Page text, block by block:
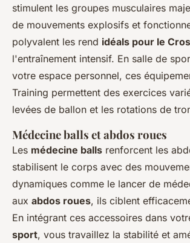
stimulent les groupes musculaires
de mouvements explosifs et
polyvalent les rend idéals pour le
l'entraînement intensif. En salle de
votre espace personnel, ces
Training permettent des exercices
levées de ballon et les rotations de
Médecine balls et abdos roues
Les médecine balls renforcent les
stabilisent le corps avec des
dynamiques comme le lancer de
aux abdos roues, ils ciblent
En intégrant ces accessoires dans
sport, vous travaillez la stabilité et